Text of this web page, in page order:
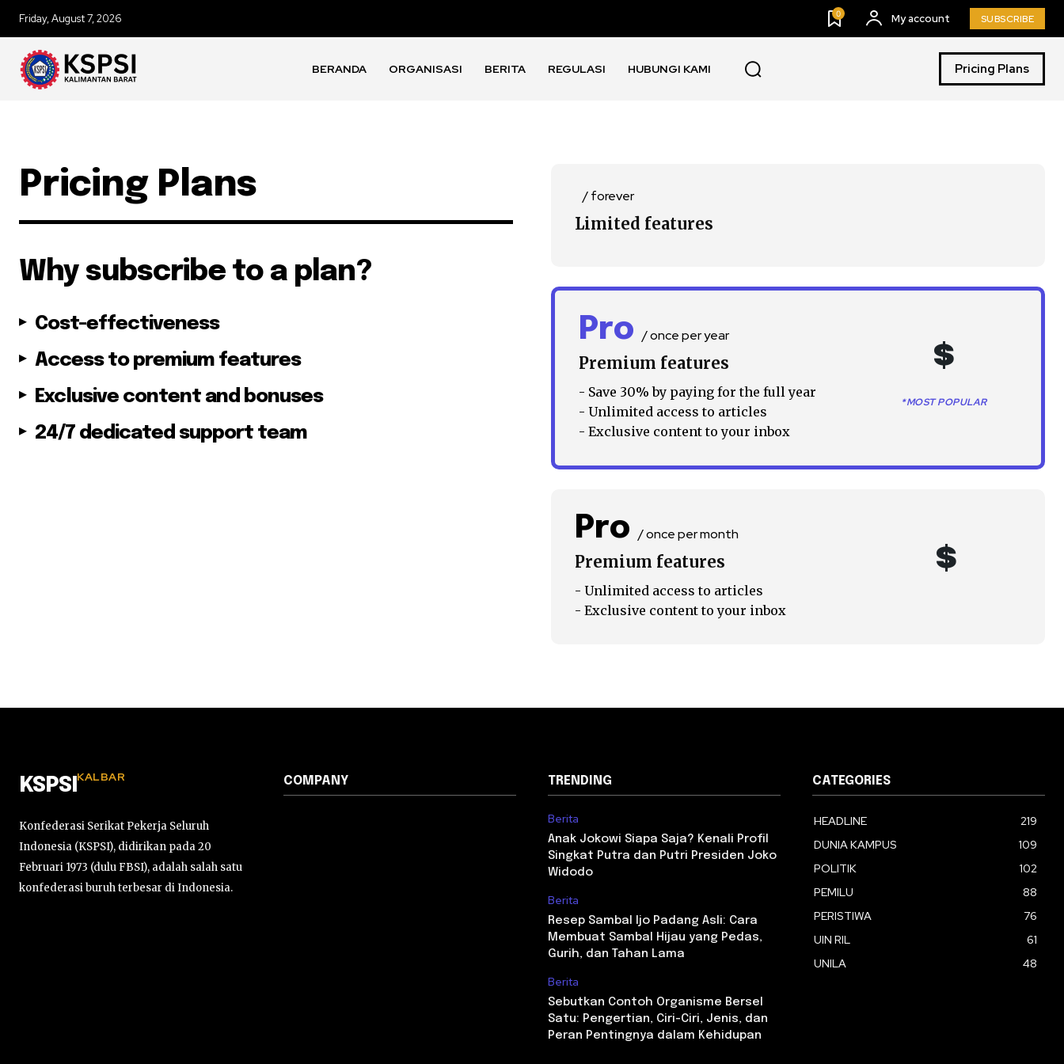
Friday, August 7, 2026 0 My account SUBSCRIBE
BERANDA ORGANISASI BERITA REGULASI HUBUNGI KAMI Pricing Plans
Pricing Plans
Why subscribe to a plan?
Cost-effectiveness
Access to premium features
Exclusive content and bonuses
24/7 dedicated support team
/ forever
Limited features
Pro / once per year
Premium features
- Save 30% by paying for the full year
- Unlimited access to articles
- Exclusive content to your inbox
$
*MOST POPULAR
Pro / once per month
Premium features
- Unlimited access to articles
- Exclusive content to your inbox
$
KSPSI KALBAR
Konfederasi Serikat Pekerja Seluruh
Indonesia (KSPSI), didirikan pada 20
Februari 1973 (dulu FBSI), adalah salah satu
konfederasi buruh terbesar di Indonesia.
COMPANY TRENDING
Berita
Anak Jokowi Siapa Saja? Kenali Profil
Singkat Putra dan Putri Presiden Joko
Widodo
Berita
Resep Sambal Ijo Padang Asli: Cara
Membuat Sambal Hijau yang Pedas,
Gurih, dan Tahan Lama
Berita
Sebutkan Contoh Organisme Bersel
Satu: Pengertian, Ciri-Ciri, Jenis, dan
Peran Pentingnya dalam Kehidupan
CATEGORIES
HEADLINE
219
DUNIA KAMPUS
109
POLITIK
102
PEMILU
88
PERISTIWA
76
UIN RIL
61
UNILA
48